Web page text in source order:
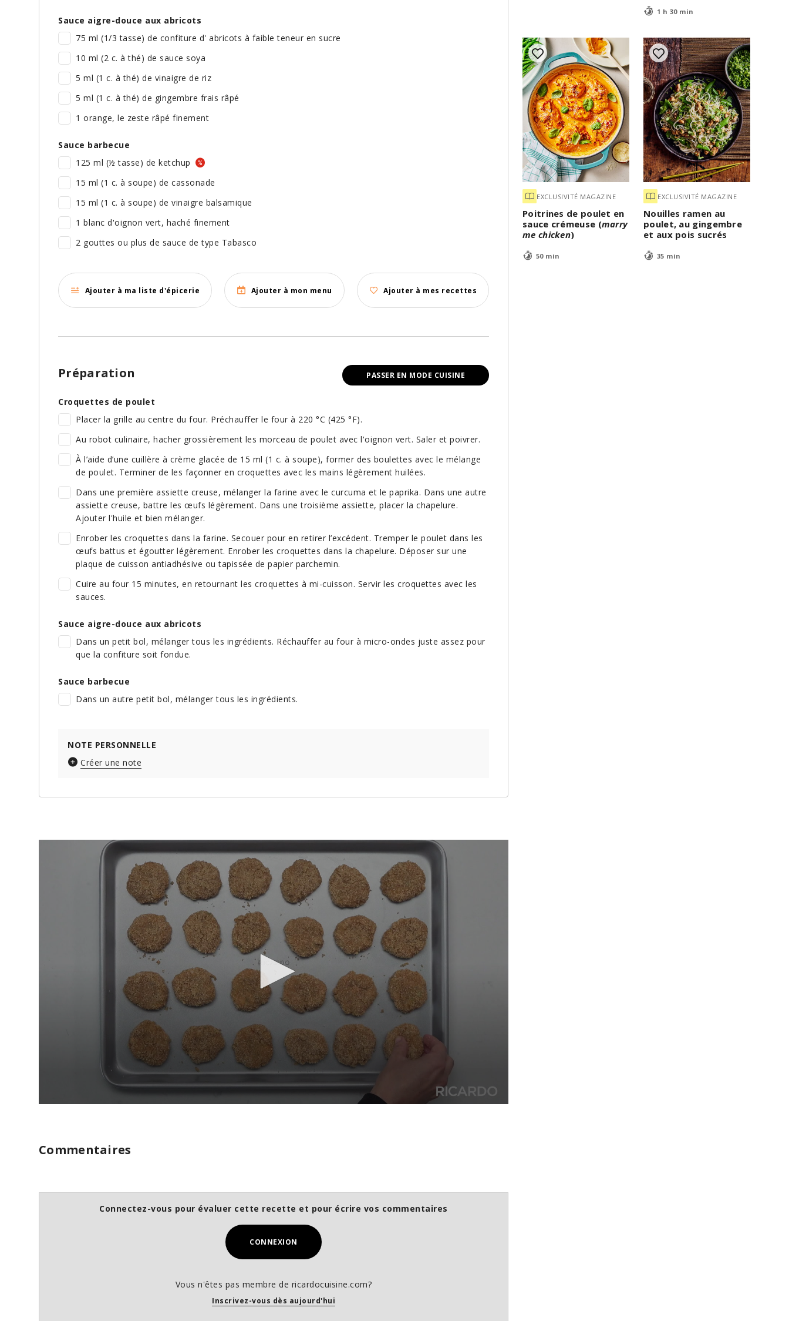
1 h 30 min
EXCLUSIVITÉ MAGAZINE
Poitrines de poulet en
sauce crémeuse (marry
me chicken)
50 min
EXCLUSIVITÉ MAGAZINE
Nouilles ramen au
poulet, au gingembre
et aux pois sucrés
35 min
Sauce aigre-douce aux abricots
75 ml (1/3 tasse) de confiture d' abricots à faible teneur en sucre
10 ml (2 c. à thé) de sauce soya
5 ml (1 c. à thé) de vinaigre de riz
5 ml (1 c. à thé) de gingembre frais râpé
1 orange, le zeste râpé finement
Sauce barbecue
125 ml (½ tasse) de ketchup
15 ml (1 c. à soupe) de cassonade
15 ml (1 c. à soupe) de vinaigre balsamique
1 blanc d'oignon vert, haché finement
2 gouttes ou plus de sauce de type Tabasco
Ajouter à ma liste d'épicerie Ajouter à mon menu Ajouter à mes recettes
PASSER EN MODE CUISINE
Préparation
Croquettes de poulet
Placer la grille au centre du four. Préchauffer le four à 220 °C (425 °F).
Au robot culinaire, hacher grossièrement les morceau de poulet avec l'oignon vert. Saler et poivrer.
À l’aide d’une cuillère à crème glacée de 15 ml (1 c. à soupe), former des boulettes avec le mélange
de poulet. Terminer de les façonner en croquettes avec les mains légèrement huilées.
Dans une première assiette creuse, mélanger la farine avec le curcuma et le paprika. Dans une autre
assiette creuse, battre les œufs légèrement. Dans une troisième assiette, placer la chapelure.
Ajouter l'huile et bien mélanger.
Enrober les croquettes dans la farine. Secouer pour en retirer l’excédent. Tremper le poulet dans les
œufs battus et égoutter légèrement. Enrober les croquettes dans la chapelure. Déposer sur une
plaque de cuisson antiadhésive ou tapissée de papier parchemin.
Cuire au four 15 minutes, en retournant les croquettes à mi-cuisson. Servir les croquettes avec les
sauces.
Sauce aigre-douce aux abricots
Dans un petit bol, mélanger tous les ingrédients. Réchauffer au four à micro-ondes juste assez pour
que la confiture soit fondue.
Sauce barbecue
Dans un autre petit bol, mélanger tous les ingrédients.
NOTE PERSONNELLE
Créer une note
o
n
f
Commentaires
Connectez-vous pour évaluer cette recette et pour écrire vos commentaires
CONNEXION
Vous n'êtes pas membre de ricardocuisine.com?
Inscrivez-vous dès aujourd'hui